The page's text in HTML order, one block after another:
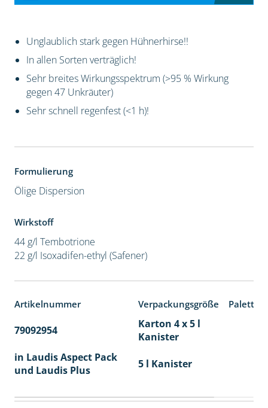
Unglaublich stark gegen Hühnerhirse!!
In allen Sorten verträglich!
Sehr breites Wirkungsspektrum (>95 % Wirkung
gegen 47 Unkräuter)
Sehr schnell regenfest (<1 h)!
Formulierung
Ölige Dispersion
Wirkstoff
44 g/l Tembotrione
22 g/l Isoxadifen-ethyl (Safener)
Artikelnummer Verpackungsgröße
79092954
Karton 4 x 5 l
Kanister
in Laudis Aspect Pack
und Laudis Plus
5 l Kanister